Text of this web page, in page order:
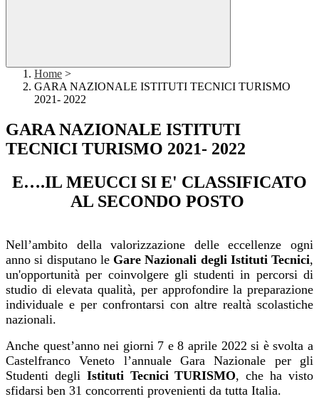
Home >
GARA NAZIONALE ISTITUTI TECNICI TURISMO
2021- 2022
GARA NAZIONALE ISTITUTI
TECNICI TURISMO 2021- 2022
E….IL MEUCCI SI E' CLASSIFICATO
AL SECONDO POSTO
Nell’ambito della valorizzazione delle eccellenze ogni
anno si disputano le Gare Nazionali degli Istituti Tecnici,
un'opportunità per coinvolgere gli studenti in percorsi di
studio di elevata qualità, per approfondire la preparazione
individuale e per confrontarsi con altre realtà scolastiche
nazionali.
Anche quest’anno nei giorni 7 e 8 aprile 2022 si è svolta a
Castelfranco Veneto l’annuale Gara Nazionale per gli
Studenti degli Istituti Tecnici TURISMO, che ha visto
sfidarsi ben 31 concorrenti provenienti da tutta Italia.